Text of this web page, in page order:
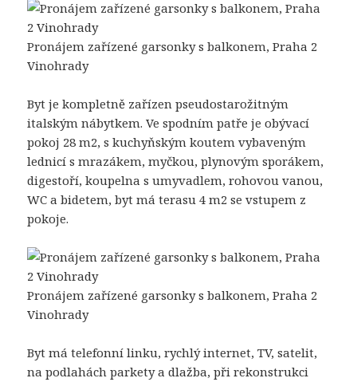
Pronájem zařízené garsonky s balkonem, Praha 2
Vinohrady
Byt je kompletně zařízen pseudostarožitným
italským nábytkem. Ve spodním patře je obývací
pokoj 28 m2, s kuchyňským koutem vybaveným
lednicí s mrazákem, myčkou, plynovým sporákem,
digestoří, koupelna s umyvadlem, rohovou vanou,
WC a bidetem, byt má terasu 4 m2 se vstupem z
pokoje.
Pronájem zařízené garsonky s balkonem, Praha 2
Vinohrady
Byt má telefonní linku, rychlý internet, TV, satelit,
na podlahách parkety a dlažba, při rekonstrukci